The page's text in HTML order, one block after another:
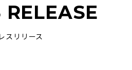
RELEASE
スリリース